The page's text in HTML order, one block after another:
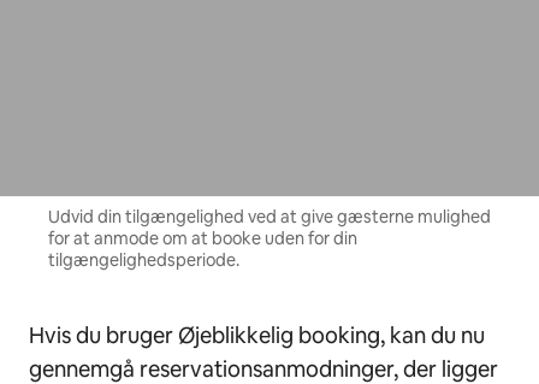
Udvid din tilgængelighed ved at give gæsterne mulighed
for at anmode om at booke uden for din
tilgængelighedsperiode.
Hvis du bruger Øjeblikkelig booking, kan du nu
gennemgå reservationsanmodninger, der ligger